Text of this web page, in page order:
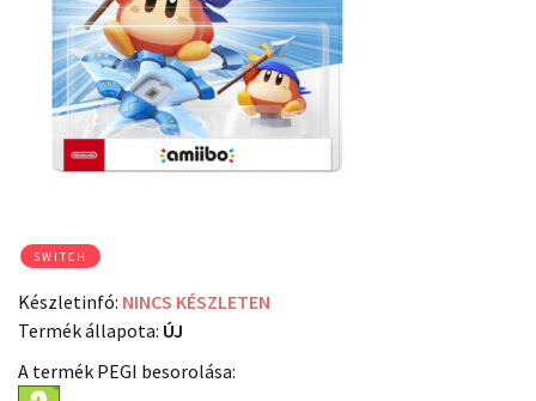
SWITCH
Készletinfó: NINCS KÉSZLETEN
Termék állapota: ÚJ
A termék PEGI besorolása: